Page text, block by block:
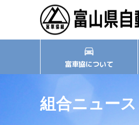
富車協について
組合ニュース